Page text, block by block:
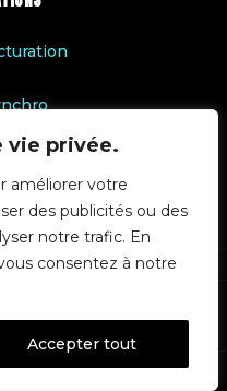
vie privée.
améliorer votre
des publicités ou des
notre trafic. En
consentez à notre
Accepter tout
de Vente